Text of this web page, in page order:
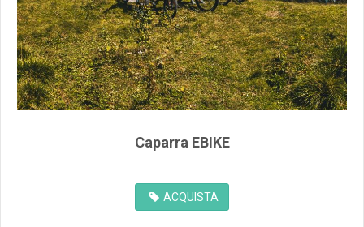
Caparra EBIKE
ACQUISTA